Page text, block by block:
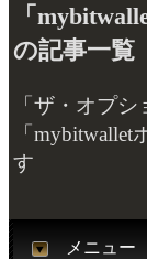
「
の記事一覧
「ザ・オプ
「
す
メニュー